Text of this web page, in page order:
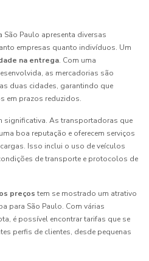
Paulo apresenta diversas
empresas quanto indivíduos. Um
na entrega. Com uma
as mercadorias são
duas cidades, garantindo que
em prazos reduzidos.
significativa. As transportadoras que
boa reputação e oferecem serviços
Isso inclui o uso de veículos
de transporte e protocolos de
preços tem se mostrado um atrativo
para São Paulo. Com várias
é possível encontrar tarifas que se
perfis de clientes, desde pequenas